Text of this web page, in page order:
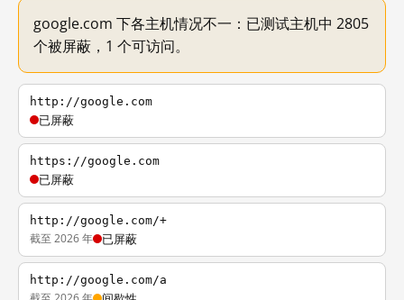
google.com 下各主机情况不一：已测试主机中 2805
个被屏蔽，1 个可访问。
http://google.com
已屏蔽
https://google.com
已屏蔽
http://google.com/+
截至 2026 年 已屏蔽
http://google.com/a